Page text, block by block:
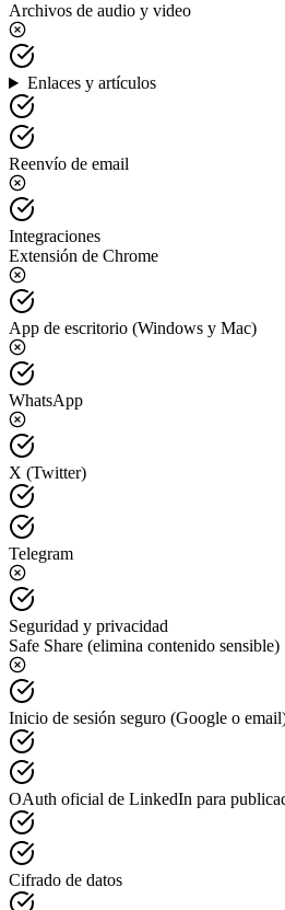
Archivos de audio y video
Enlaces y artículos
Reenvío de email
Integraciones
Extensión de Chrome
App de escritorio (Windows y Mac)
WhatsApp
X (Twitter)
Telegram
Seguridad y privacidad
Safe Share (elimina contenido sensible)
Inicio de sesión seguro (Google o
OAuth oficial de LinkedIn para
Cifrado de datos